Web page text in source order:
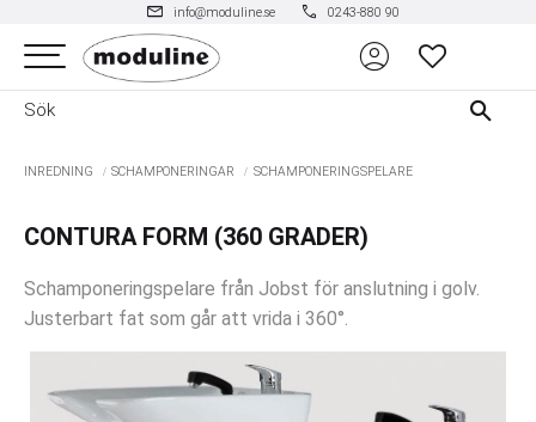
Meny
mail info@moduline.se phone 0243-880 90
account_circle FAVORITER
INREDNING SCHAMPONERINGAR SCHAMPONERINGSPELARE
CONTURA FORM (360 GRADER)
Schamponeringspelare från Jobst för anslutning i golv.
Justerbart fat som går att vrida i 360°.